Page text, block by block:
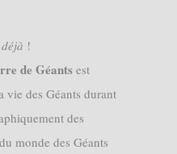
!
de Géantsest
vie des Géants durant
des
monde des Géants